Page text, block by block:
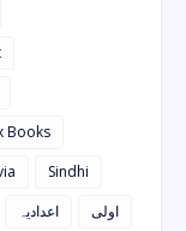
Books
Sindhi
اعدادیہ
اولی